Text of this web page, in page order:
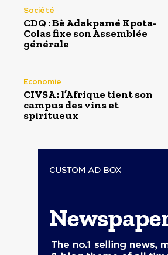
Société
CDQ : Bè Adakpamé Kpota-
Colas fixe son Assemblée
générale
Economie
CIVSA : l’Afrique tient son
campus des vins et
spiritueux